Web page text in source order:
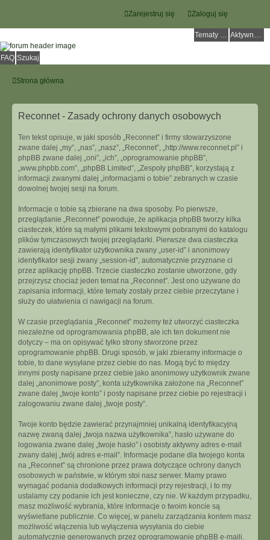
Zaloguj się
Zarejestruj się
Tematy bez odpowiedzi Aktywne tematy
FAQ Szukaj
Strona główna
Reconnet - Zasady ochrony danych osobowych
Ten tekst opisuje, w jaki sposób „Reconnet” i firmy stowarzyszone
zwane dalej „my”, „nas”, „nasz”, „Reconnet”, „http://www.reconnet.pl” i
phpBB zwane dalej „oni”, „ich”, „oprogramowanie phpBB”,
„www.phpbb.com”, „phpBB Limited”, „Zespoły phpBB”, korzystają z
informacji zwanymi dalej „informacjami o tobie” zebranych w czasie
dowolnej twojej sesji na forum.
Informacje o tobie są zbierane na dwa sposoby. Po pierwsze,
przeglądanie „Reconnet” powoduje, że aplikacja phpBB tworzy kilka
ciasteczek, które są małymi plikami tekstowymi pobranymi do katalogu
plików tymczasowych twojej przeglądarki. Pierwsze dwa ciasteczka
zawierają identyfikator użytkownika zwany „user-id” i anonimowy
identyfikator sesji zwany „session-id”, automatycznie przyznane ci
przez aplikację phpBB. Trzecie ciasteczko zostanie utworzone, gdy
przejrzysz chociaż jeden temat na „Reconnet”. Jest ono używane do
zapisania informacji, które tematy zostały przez ciebie przeczytane i
służy do ułatwienia ci nawigacji na forum.
W czasie przeglądania „Reconnet” możemy też utworzyć ciasteczka
niezależne od oprogramowania phpBB, ale ich ten dokument nie
dotyczy – ma on opisywać tylko strony stworzone przez
oprogramowanie phpBB. Drugi sposób, w jaki zbieramy informacje o
tobie, to dane wysyłane przez ciebie do nas. Mogą być to między
innymi posty napisane przez ciebie jako anonimowy użytkownik zwane
dalej „anonimowe posty”, konta użytkownika założone na „Reconnet”
zwane dalej „twoje konto” i posty napisane przez ciebie po rejestracji i
zalogowaniu zwane dalej „twoje posty”.
Twoje konto będzie zawierać przynajmniej unikalną identyfikacyjną
nazwę zwaną dalej „twoja nazwa użytkownika”, hasło używane do
logowania zwane dalej „twoje hasło” i osobisty aktywny adres e-mail
zwany dalej „twój adres e-mail”. Informacje podane dla twojego konta
na „Reconnet” są chronione przez prawa dotyczące ochrony danych
osobowych w państwie, w którym stoi nasz serwer. Mamy prawo
wymagać podania dodatkowych informacji przy rejestracji, i to my
ustalamy czy podanie ich jest konieczne, czy nie. W każdym przypadku,
masz możliwość wybrania, które informacje o twoim koncie są
wyświetlane publicznie. Co więcej, w panelu zarządzania kontem masz
możliwość włączenia lub wyłączenia wysyłania do ciebie
automatycznie generowanych przez oprogramowanie phpBB e-maili.